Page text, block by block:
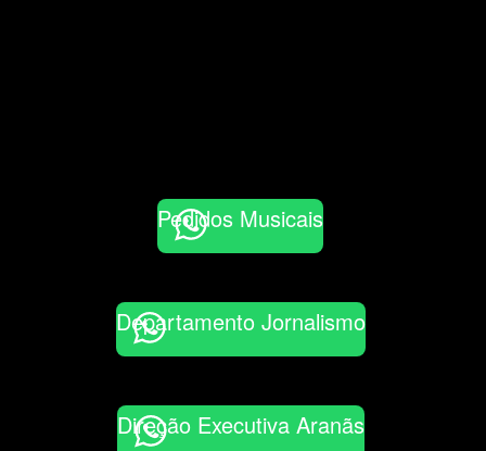
Pedidos Musicais
Departamento Jornalismo
Direção Executiva Aranãs